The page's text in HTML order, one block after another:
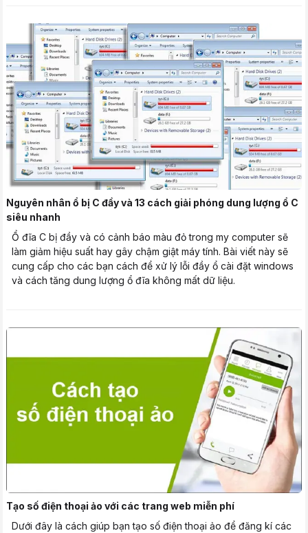
Nguyên nhân ổ bị C đầy và 13 cách giải phóng dung lượng ổ C
siêu nhanh
Ổ đĩa C bị đầy và có cảnh báo màu đỏ trong my computer sẽ
làm giảm hiệu suất hay gây chậm giật máy tính. Bài viết này sẽ
cung cấp cho các bạn cách để xử lý lỗi đầy ổ cài đặt windows
và cách tăng dung lượng ổ đĩa không mất dữ liệu.
Tạo số điện thoại ảo với các trang web miễn phí
Dưới đây là cách giúp bạn tạo số điện thoại ảo để đăng kí các